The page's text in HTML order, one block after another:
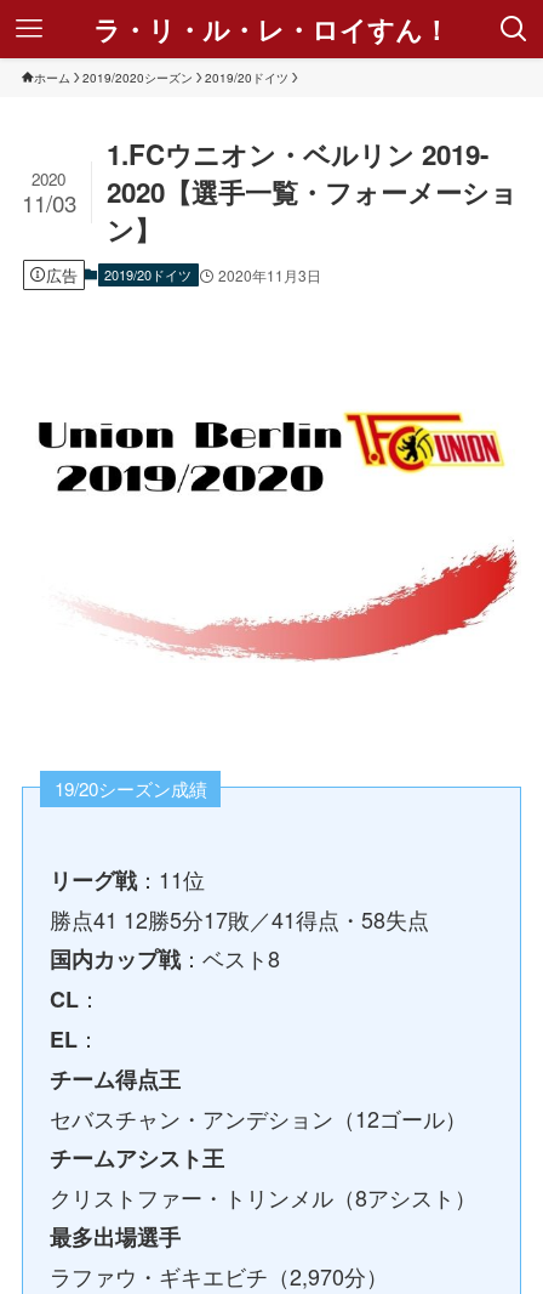
ラ・リ・ル・レ・ロイすん！
ホーム 2019/2020シーズン 2019/20ドイツ
1.FCウニオン・ベルリン 2019-
2020【選手一覧・フォーメーショ
ン】
2020
11/03
広告 2019/20ドイツ 2020年11月3日
19/20シーズン成績
リーグ戦：11位
勝点41 12勝5分17敗／41得点・58失点
国内カップ戦：ベスト8
CL ：
EL ：
チーム得点王
セバスチャン・アンデション（12ゴール）
チームアシスト王
クリストファー・トリンメル（8アシスト）
最多出場選手
ラファウ・ギキエビチ（2,970分）